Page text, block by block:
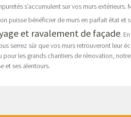
s’accumulent sur vos murs extérieurs.
puisse bénéficier de murs en parfait état et
et ravalement de façade.
serrez sûr que vos murs retrouveront leur
les grands chantiers de rénovation,
et ses alentours.